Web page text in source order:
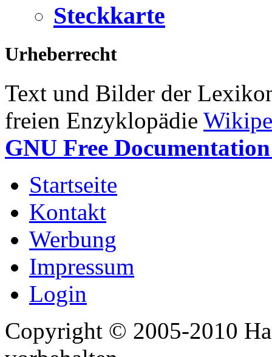
Steckkarte
Urheberrecht
Text und Bilder der
freien Enzyklopädie
GNU Free
Startseite
Kontakt
Werbung
Impressum
Login
Copyright © 2005-2010